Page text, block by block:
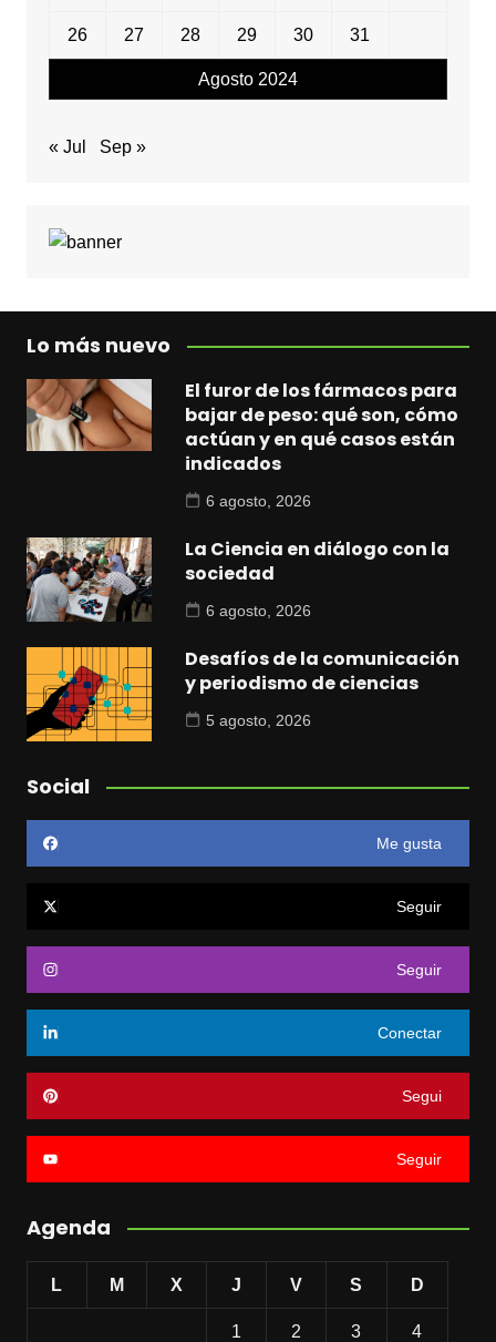
Agosto 2024
26 27 28 29 30 31
« Jul Sep »
Lo más nuevo
El furor de los fármacos para
bajar de peso: qué son, cómo
actúan y en qué casos están
indicados
6 agosto, 2026
La Ciencia en diálogo con la
sociedad
6 agosto, 2026
Desafíos de la comunicación
y periodismo de ciencias
5 agosto, 2026
Social
Me gusta
Seguir
Seguir
Conectar
Segui
Seguir
Agenda
L M X J V S D
1 2 3 4